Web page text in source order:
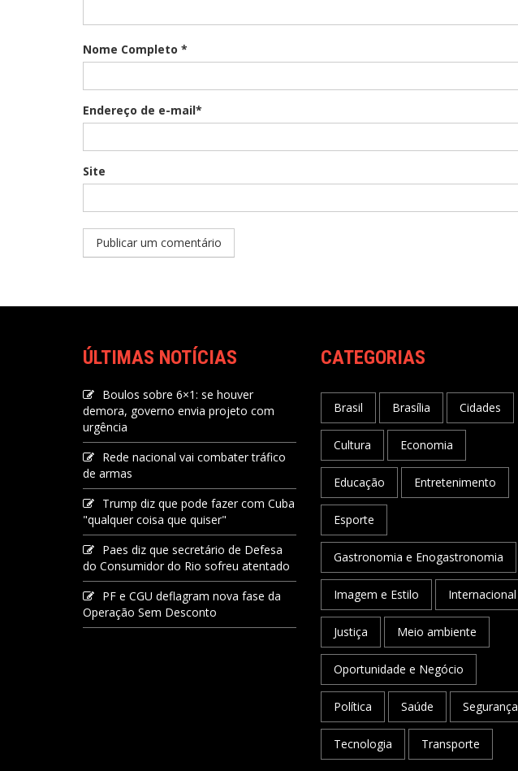
Nome Completo *
Endereço de e-mail*
Site
ÚLTIMAS NOTÍCIAS
Boulos sobre 6×1: se houver
demora, governo envia projeto com
urgência
Rede nacional vai combater tráfico
de armas
Trump diz que pode fazer com Cuba
"qualquer coisa que quiser"
Paes diz que secretário de Defesa
do Consumidor do Rio sofreu atentado
PF e CGU deflagram nova fase da
Operação Sem Desconto
CATEGORIAS
Brasil Brasília Cidades
Cultura Economia
Educação Entretenimento
Esporte
Gastronomia e Enogastronomia
Imagem e Estilo Internacional
Justiça Meio ambiente
Oportunidade e Negócio
Política Saúde Segurança
Tecnologia Transporte